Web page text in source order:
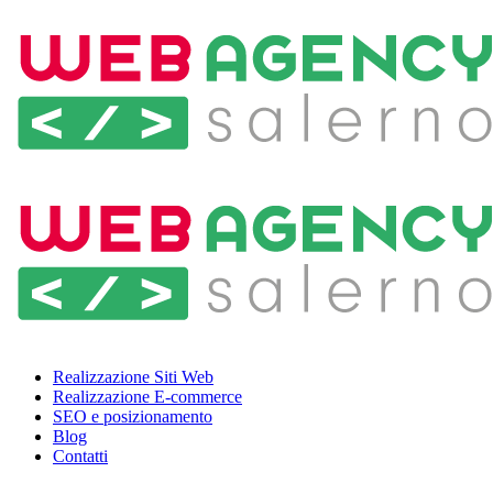
Realizzazione Siti Web
Realizzazione E-commerce
SEO e posizionamento
Blog
Contatti